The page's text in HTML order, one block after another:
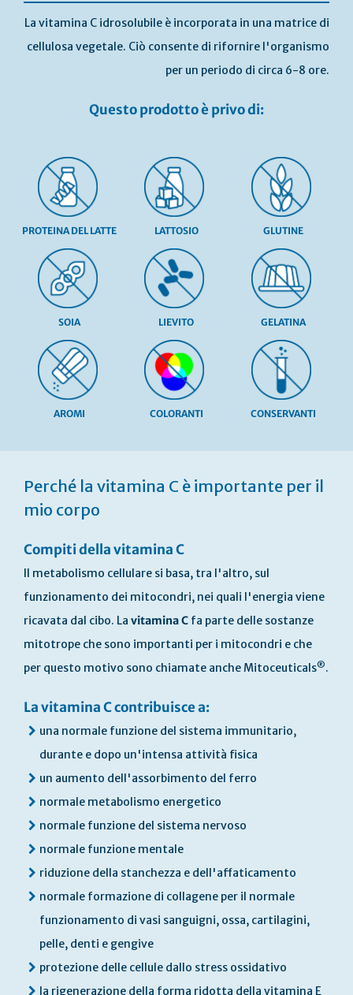
La vitamina C idrosolubile è incorporata in una matrice di
cellulosa vegetale. Ciò consente di rifornire l'organismo
per un periodo di circa 6-8 ore.
Questo prodotto è privo di:
PROTEINA DEL LATTE LATTOSIO GLUTINE
SOIA LIEVITO GELATINA
AROMI COLORANTI CONSERVANTI
galleria
Perché la vitamina C è importante per il
mio corpo
Compiti della vitamina C
Il metabolismo cellulare si basa, tra l'altro, sul
funzionamento dei mitocondri, nei quali l'energia viene
ricavata dal cibo. La vitamina C fa parte delle sostanze
mitotrope che sono importanti per i mitocondri e che
per questo motivo sono chiamate anche Mitoceuticals®.
La vitamina C contribuisce a:
una normale funzione del sistema immunitario,
durante e dopo un'intensa attività fisica
un aumento dell'assorbimento del ferro
normale metabolismo energetico
normale funzione del sistema nervoso
normale funzione mentale
riduzione della stanchezza e dell'affaticamento
normale formazione di collagene per il normale
funzionamento di vasi sanguigni, ossa, cartilagini,
pelle, denti e gengive
protezione delle cellule dallo stress ossidativo
la rigenerazione della forma ridotta della vitamina E